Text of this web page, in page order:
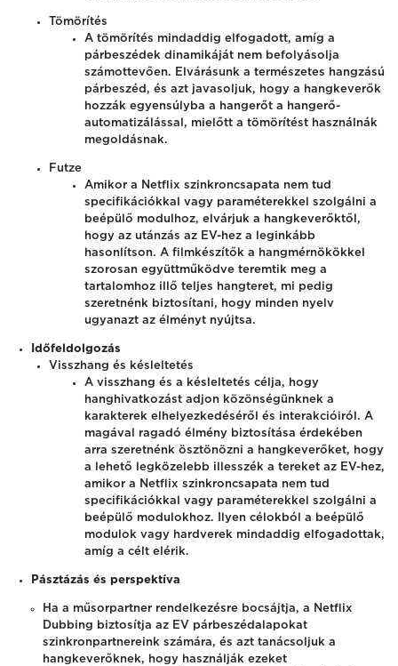
Tömörítés
A tömörítés mindaddig elfogadott, amíg a
párbeszédek dinamikáját nem befolyásolja
számottevően. Elvárásunk a természetes hangzású
párbeszéd, és azt javasoljuk, hogy a hangkeverők
hozzák egyensúlyba a hangerőt a hangerő-
automatizálással, mielőtt a tömörítést használnák
megoldásnak.
Futze
Amikor a Netflix szinkroncsapata nem tud
specifikációkkal vagy paraméterekkel szolgálni a
beépülő modulhoz, elvárjuk a hangkeverőktől,
hogy az utánzás az EV-hez a leginkább
hasonlítson. A filmkészítők a hangmérnökökkel
szorosan együttműködve teremtik meg a
tartalomhoz illő teljes hangteret, mi pedig
szeretnénk biztosítani, hogy minden nyelv
ugyanazt az élményt nyújtsa.
Időfeldolgozás
Visszhang és késleltetés
A visszhang és a késleltetés célja, hogy
hanghivatkozást adjon közönségünknek a
karakterek elhelyezkedéséről és interakcióiról. A
magával ragadó élmény biztosítása érdekében
arra szeretnénk ösztönözni a hangkeverőket, hogy
a lehető legközelebb illesszék a tereket az EV-hez,
amikor a Netflix szinkroncsapata nem tud
specifikációkkal vagy paraméterekkel szolgálni a
beépülő modulokhoz. Ilyen célokból a beépülő
modulok vagy hardverek mindaddig elfogadottak,
amíg a célt elérik.
Pásztázás és perspektíva
Ha a műsorpartner rendelkezésre bocsájtja, a Netflix
Dubbing biztosítja az EV párbeszédalapokat
szinkronpartnereink számára, és azt tanácsoljuk a
hangkeverőknek, hogy használják ezeket